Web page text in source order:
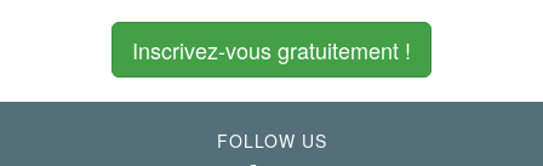
Inscrivez-vous gratuitement !
FOLLOW US